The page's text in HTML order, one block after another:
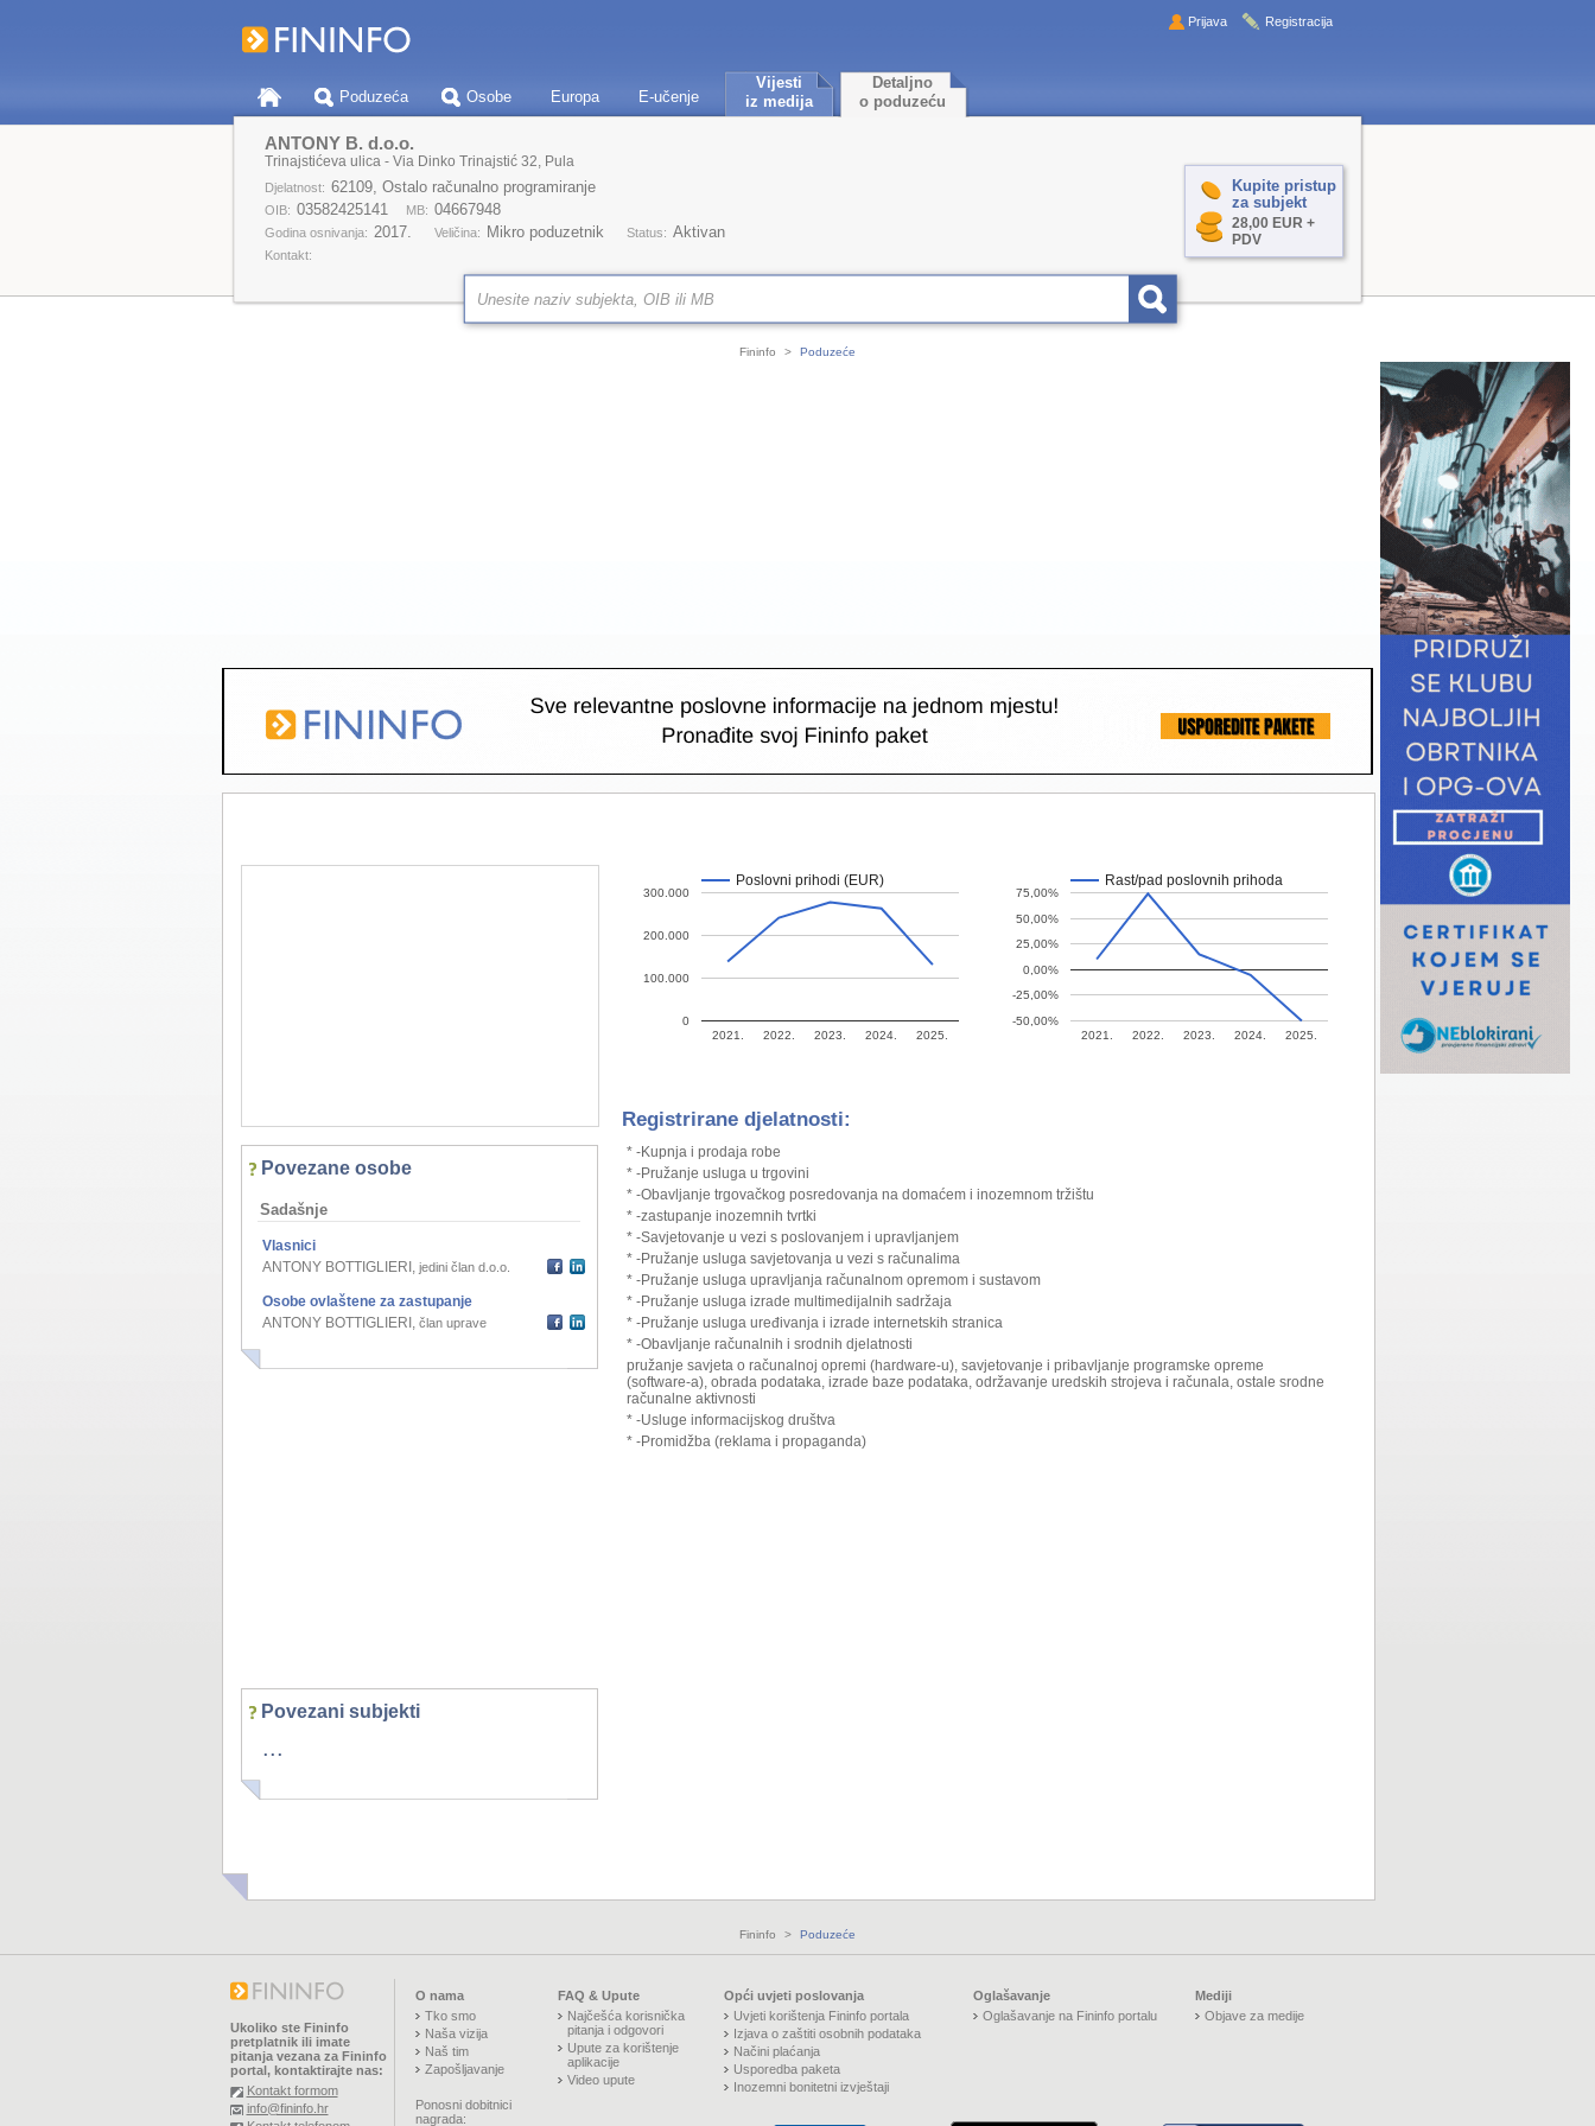
Poduzeća Osobe Europa E-učenje
Vijesti
iz medija
Detaljno
o poduzeću
Prijava Registracija
Kupite pristup
za subjekt
28,00 EUR +
PDV
ANTONY B. d.o.o.
Trinajstićeva ulica - Via Dinko Trinajstić 32, Pula
Djelatnost: 62109, Ostalo računalno programiranje
OIB: 03582425141 MB: 04667948
Godina osnivanja: 2017. Veličina: Mikro poduzetnik Status: Aktivan
Kontakt:
Fininfo > Poduzeće
Povezane osobe
Sadašnje
Vlasnici
ANTONY BOTTIGLIERI , jedini član d.o.o.
Osobe ovlaštene za zastupanje
ANTONY BOTTIGLIERI , član uprave
Povezani subjekti
...
Poslovni prihodi (EUR)
2021. 2022. 2023. 2024. 2025.
0
100.000
200.000
300.000
Rast/pad poslovnih prihoda
2021. 2022. 2023. 2024. 2025.
-50,00%
-25,00%
0,00%
25,00%
50,00%
75,00%
Registrirane djelatnosti:
* -Kupnja i prodaja robe
* -Pružanje usluga u trgovini
* -Obavljanje trgovačkog posredovanja na domaćem i inozemnom tržištu
* -zastupanje inozemnih tvrtki
* -Savjetovanje u vezi s poslovanjem i upravljanjem
* -Pružanje usluga savjetovanja u vezi s računalima
* -Pružanje usluga upravljanja računalnom opremom i sustavom
* -Pružanje usluga izrade multimedijalnih sadržaja
* -Pružanje usluga uređivanja i izrade internetskih stranica
* -Obavljanje računalnih i srodnih djelatnosti
pružanje savjeta o računalnoj opremi (hardware-u), savjetovanje i pribavljanje programske opreme
(software-a), obrada podataka, izrade baze podataka, održavanje uredskih strojeva i računala, ostale srodne
računalne aktivnosti
* -Usluge informacijskog društva
* -Promidžba (reklama i propaganda)
Fininfo > Poduzeće
Ukoliko ste Fininfo
pretplatnik ili imate
pitanja vezana za Fininfo
portal, kontaktirajte nas:
Kontakt formom
info@fininfo.hr
O nama
Tko smo
Naša vizija
Naš tim
Zapošljavanje
Ponosni dobitnici
nagrada:
FAQ & Upute
Najčešća korisnička
pitanja i odgovori
Upute za korištenje
aplikacije
Video upute
Opći uvjeti poslovanja
Uvjeti korištenja Fininfo portala
Izjava o zaštiti osobnih podataka
Načini plaćanja
Usporedba paketa
Inozemni bonitetni izvještaji
Oglašavanje
Oglašavanje na Fininfo portalu
Mediji
Objave za medije